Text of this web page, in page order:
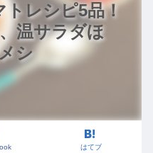
トレシピ5品！
温サラダほ
シ
はてブ